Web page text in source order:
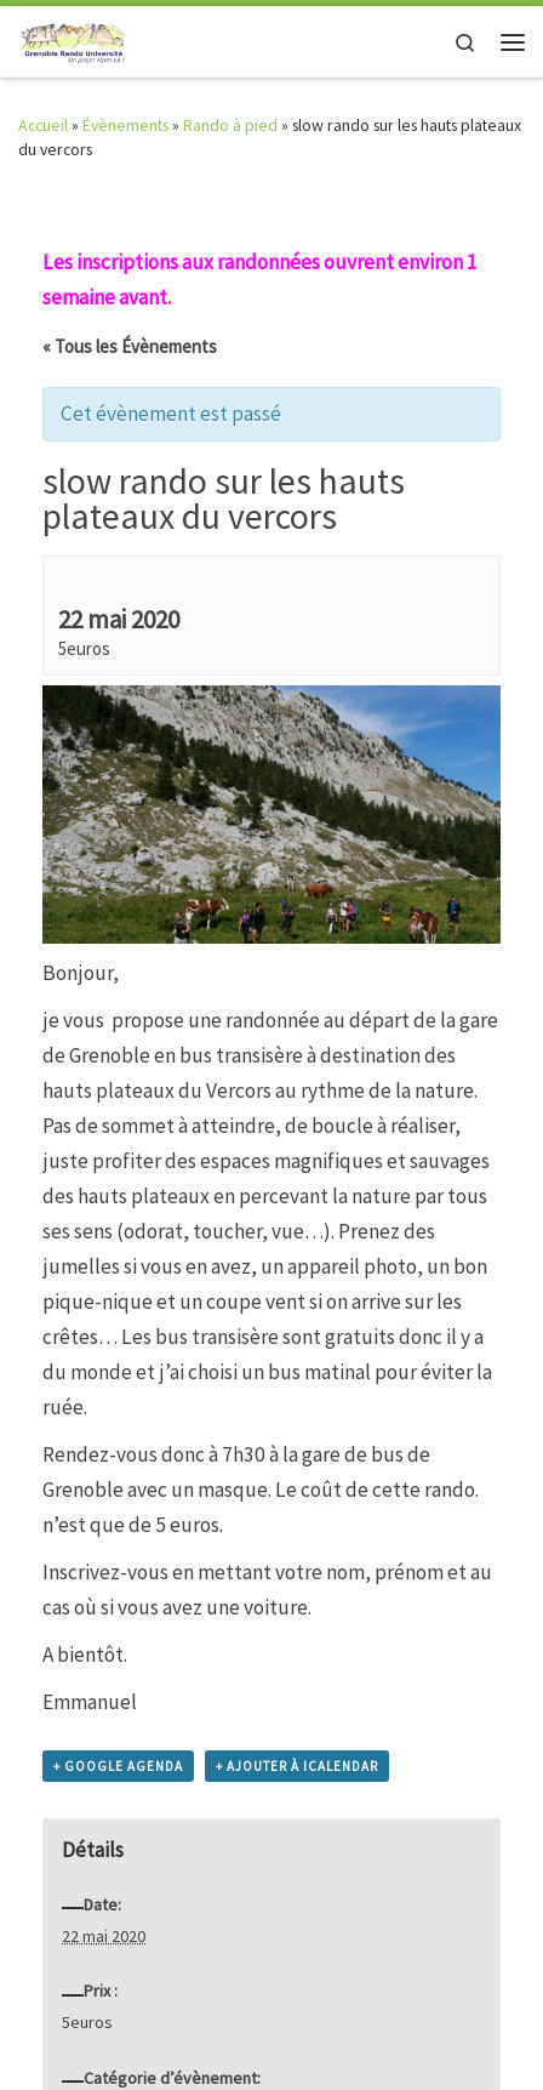
Skip to content
Search
Accueil» Évènements» Rando à pied » slow rando sur les hauts plateaux
du vercors
Les inscriptions aux randonnées ouvrent environ 1
semaine avant.
« Tous les Évènements
Cet évènement est passé
slow rando sur les hauts
plateaux du vercors
22 mai 2020
5euros
Bonjour,
je vous propose une randonnée au départ de la gare
de Grenoble en bus transisère à destination des
hauts plateaux du Vercors au rythme de la nature.
Pas de sommet à atteindre, de boucle à réaliser,
juste profiter des espaces magnifiques et sauvages
des hauts plateaux en percevant la nature par tous
ses sens (odorat, toucher, vue…). Prenez des
jumelles si vous en avez, un appareil photo, un bon
pique-nique et un coupe vent si on arrive sur les
crêtes… Les bus transisère sont gratuits donc il y a
du monde et j’ai choisi un bus matinal pour éviter la
ruée.
Rendez-vous donc à 7h30 à la gare de bus de
Grenoble avec un masque. Le coût de cette rando.
n’est que de 5 euros.
Inscrivez-vous en mettant votre nom, prénom et au
cas où si vous avez une voiture.
A bientôt.
Emmanuel
+ GOOGLE AGENDA + AJOUTER À ICALENDAR
Détails
Date:
22 mai 2020
Prix :
5euros
Catégorie d’évènement: